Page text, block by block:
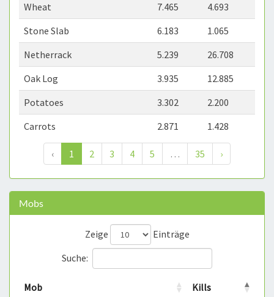
Wheat
7.465
4.693
Stone Slab
6.183
1.065
Netherrack
5.239
26.708
Oak Log
3.935
12.885
Potatoes
3.302
2.200
Carrots
2.871 1.428
‹ 1 2 3 4 5 … 35 ›
Mobs
Zeige
Einträge
Suche:
Mob Kills